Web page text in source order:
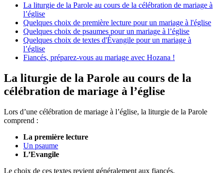
La liturgie de la Parole au cours de la célébration de mariage à
l’église
Quelques choix de première lecture pour un mariage à l'église
Quelques choix de psaumes pour un mariage à l’église
Quelques choix de textes d'Évangile pour un mariage à
l’église
Fiancés, préparez-vous au mariage avec Hozana !
La liturgie de la Parole au cours de la
célébration de mariage à l’église
Lors d’une célébration de mariage à l’église, la liturgie de la Parole
comprend :
La première lecture
Un psaume
L’Evangile
Le choix de ces textes revient généralement aux fiancés.